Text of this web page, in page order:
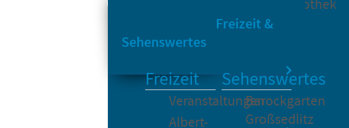
Bikesharing
Stadtbibliothek
Freizeit &
Sehenswertes
Freizeit
Veranstaltungen
Albert-
Sehenswertes
Barockgarten
Großsedlitz